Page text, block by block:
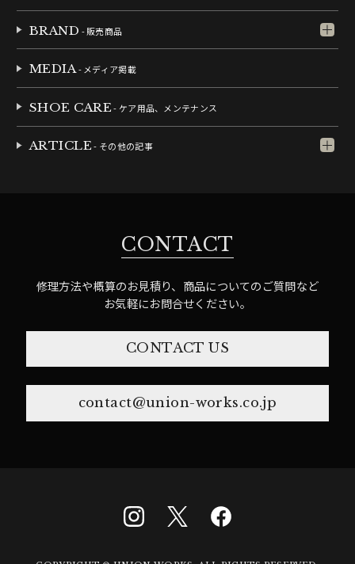
BRAND - 販売商品
MEDIA- メディア掲載
SHOE CARE- ケア用品、メンテナンス
ARTICLE- その他の記事
CONTACT
修理方法や概算のお見積り、商品についてのご質問など
お気軽にお問合せください。
CONTACT US
contact@union-works.co.jp